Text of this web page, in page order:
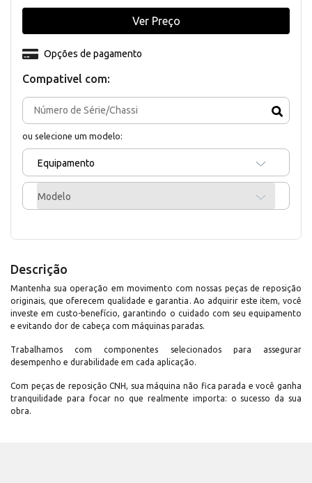
Compativel com:
ou selecione um modelo:
Equipamento
Modelo
Opções de pagamento
Ver Preço
Descrição
Mantenha sua operação em movimento com nossas peças de reposição
originais, que oferecem qualidade e garantia. Ao adquirir este item, você
investe em custo-benefício, garantindo o cuidado com seu equipamento
e evitando dor de cabeça com máquinas paradas.
Trabalhamos com componentes selecionados para assegurar
desempenho e durabilidade em cada aplicação.
Com peças de reposição CNH, sua máquina não fica parada e você ganha
tranquilidade para focar no que realmente importa: o sucesso da sua
obra.